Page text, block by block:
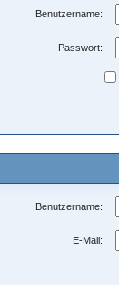
Benutzername:
Passwort:
Benutzername:
E-Mail: